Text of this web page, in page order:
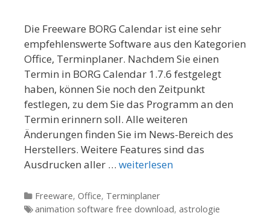
Die Freeware BORG Calendar ist eine sehr
empfehlenswerte Software aus den Kategorien
Office, Terminplaner. Nachdem Sie einen
Termin in BORG Calendar 1.7.6 festgelegt
haben, können Sie noch den Zeitpunkt
festlegen, zu dem Sie das Programm an den
Termin erinnern soll. Alle weiteren
Änderungen finden Sie im News-Bereich des
Herstellers. Weitere Features sind das
Ausdrucken aller … weiterlesen
Kategorien
Freeware, Office, Terminplaner
Tags
animation software free download, astrologie